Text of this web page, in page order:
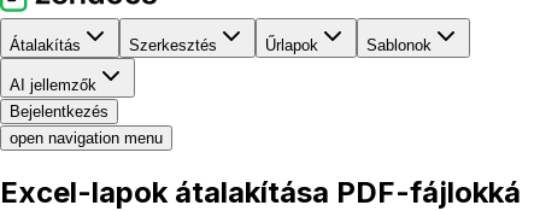
Átalakítás Szerkesztés Űrlapok Sablonok
AI jellemzők
Bejelentkezés
open navigation menu
Excel-lapok átalakítása PDF-fájlokká